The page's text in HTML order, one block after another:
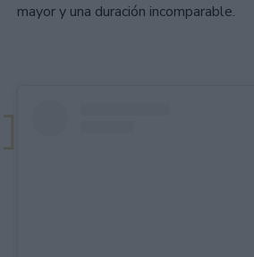
mayor y una duración incomparable.